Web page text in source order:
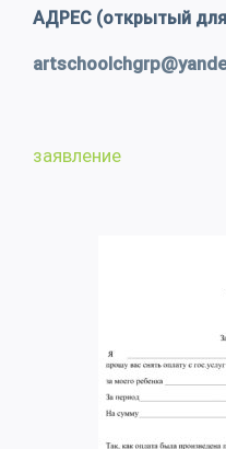
АДРЕС (открытый для
заявление